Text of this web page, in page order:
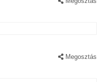
Megosztás